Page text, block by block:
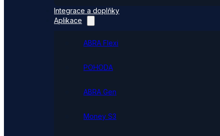
Integrace a doplňky
Aplikace
ABRA Flexi
POHODA
ABRA Gen
Money S3